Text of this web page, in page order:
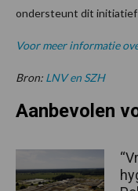
ondersteunt dit
Voor meer informatie
Bron: LNV en SZH
Aanbevolen